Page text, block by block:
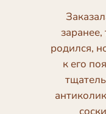
родился,
к его